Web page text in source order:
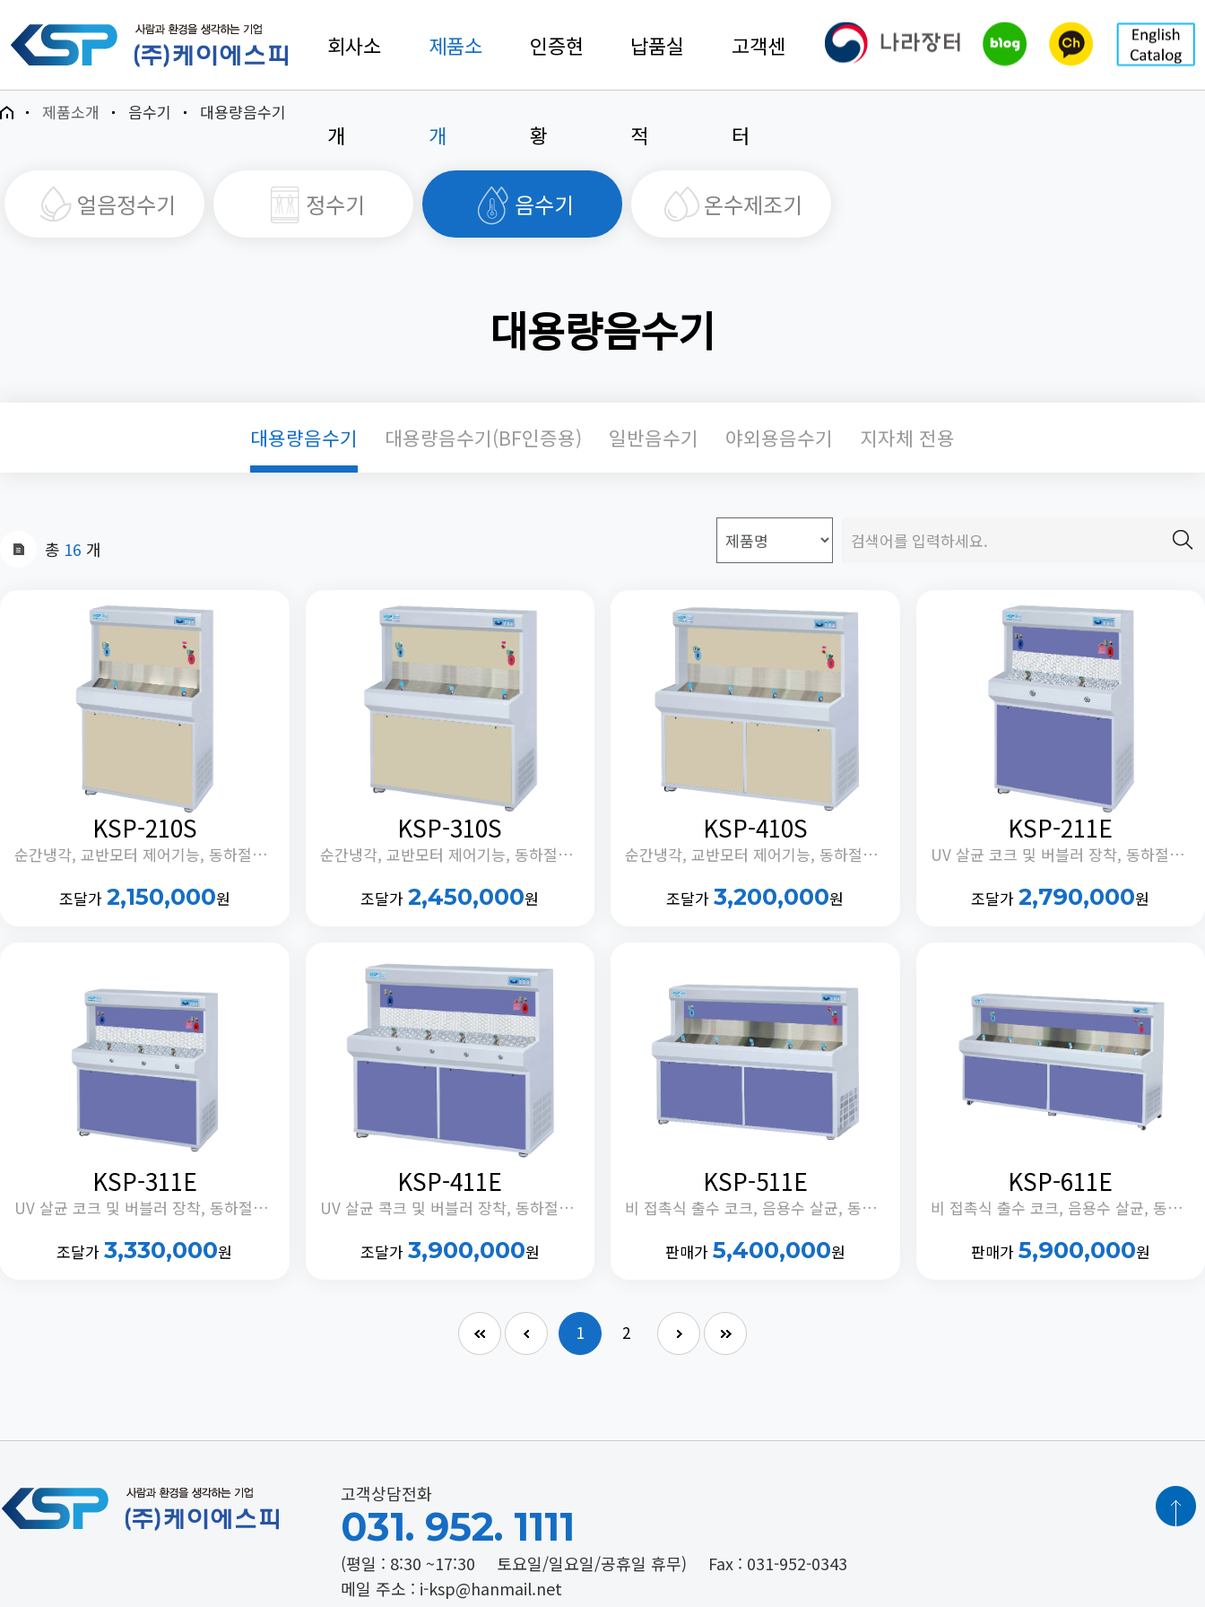
회사소
개
제품소
개
인증현
황
납품실
적
고객센
터
제품소개 음수기 대용량음수기
얼음정수기 정수기 음수기 온수제조기
대용량음수기
대용량음수기 대용량음수기(BF인증용) 일반음수기 야외용음수기 지자체 전용
총 16 개
KSP-210S
순간냉각, 교반모터 제어기능, 동하절기 냉조절 기능, 정체수 자동배출 기능
조달가 2,150,000원
KSP-310S
순간냉각, 교반모터 제어기능, 동하절기 냉조절 기능, 정체수 자동배출 기능
조달가2,450,000원
KSP-410S
순간냉각, 교반모터 제어기능, 동하절기 냉조절 기능, 정체수 자동배출 기능
조달가3,200,000원
KSP-211E
UV 살균 코크 및 버블러 장착, 동하절기 냉수온도 전환 기능, 안전버블러 부착, 정체수 자동 배출타이머 내장
조달가2,790,000원
KSP-311E
UV 살균 코크 및 버블러 장착, 동하절기 냉수온도 전환 기능, 안전버블러 부착, 정체수 자동 배출타이머 내장
조달가3,330,000원
KSP-411E
UV 살균 콕크 및 버블러 장착, 동하절기 냉수온도 전환 기능, 안전버블러 부착, 정체수 자동 배출타이머 내장
조달가 3,900,000원
KSP-511E
비 접촉식 출수 코크, 음용수 살균, 동하절기 냉수온도 전환 기능, 안전버블러 부착, 정체수 자동 배출타이머 내장
판매가 5,400,000원
KSP-611E
비 접촉식 출수 코크, 음용수 살균, 동하절기 냉수온도 전환 기능, 안전버블러 부착, 정체수 자동 배출타이머 내장
판매가 5,900,000원
1 2
고객상담전화
031. 952. 1111
(평일 : 8:30 ~17:30 토요일/일요일/공휴일 휴무)
Fax : 031-952-0343
메일 주소 : i-ksp@hanmail.net